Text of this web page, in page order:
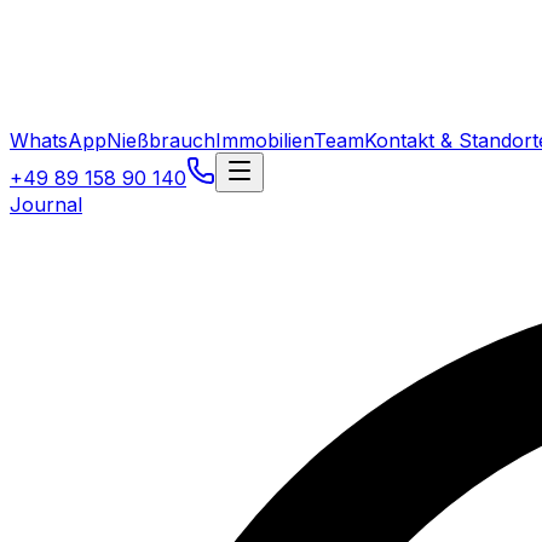
WhatsAppNießbrauchImmobilienTeamKontakt &
+49 89 158 90 140
Journal